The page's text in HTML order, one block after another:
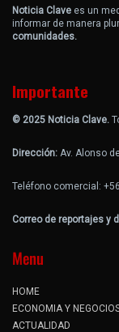
Noticia Clave es un
informar de manera
comunidades.
Importante
© 2025 Noticia Clave.
Dirección: Av. Alonso
Teléfono comercial:
Correo de reportajes y
Menu
HOME
ECONOMIA Y
ACTUALIDAD